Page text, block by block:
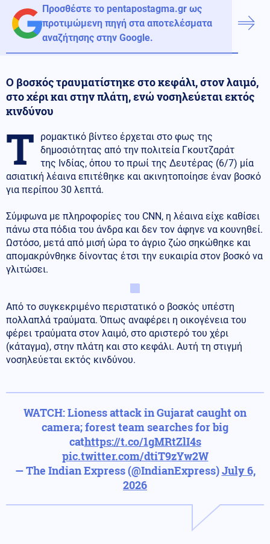
Προσθέστε το pentapostagma.gr ως
προτιμώμενη πηγή στα αποτελέσματα
αναζήτησης στην Google.
Ο βοσκός τραυματίστηκε στο κεφάλι, στον λαιμό,
στο χέρι και στην πλάτη, ενώ νοσηλεύεται εκτός
κινδύνου
Τ
ρομακτικό βίντεο έρχεται στο φως της
δημοσιότητας από την πολιτεία Γκουτζαράτ
της Ινδίας, όπου το πρωί της Δευτέρας (6/7) μία
ασιατική λέαινα επιτέθηκε και ακινητοποίησε έναν βοσκό
για περίπου 30 λεπτά.
Σύμφωνα με πληροφορίες του CNN, η λέαινα είχε καθίσει
πάνω στα πόδια του άνδρα και δεν τον άφηνε να κουνηθεί.
Ωστόσο, μετά από μισή ώρα το άγριο ζώο σηκώθηκε και
απομακρύνθηκε δίνοντας έτσι την ευκαιρία στον βοσκό να
γλιτώσει.
Από το συγκεκριμένο περιστατικό ο βοσκός υπέστη
πολλαπλά τραύματα. Όπως αναφέρει η οικογένεια του
φέρει τραύματα στον λαιμό, στο αριστερό του χέρι
(κάταγμα), στην πλάτη και στο κεφάλι. Αυτή τη στιγμή
νοσηλεύεται εκτός κινδύνου.
WATCH: Lioness attack in Gujarat caught on
camera; forest team searches for big
cathttps://t.co/1gMRtZlI4s
pic.twitter.com/dtiT9zYw2W
— The Indian Express (@IndianExpress)July 6,
2026